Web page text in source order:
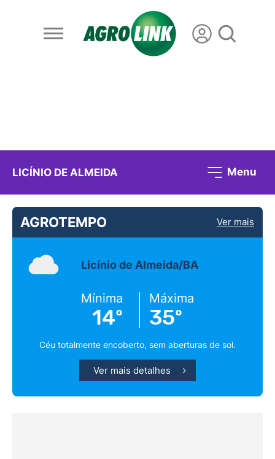
LICÍNIO DE ALMEIDA Menu
AGROTEMPO Ver mais
Licínio de Almeida/BA
Mínima
14º
Máxima
35º
Céu totalmente encoberto, sem aberturas de sol.
Ver mais detalhes